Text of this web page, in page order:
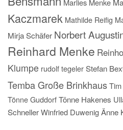
Marlies Menke
Kaczmarek Mathilde Reifig
Mirja Schäfer Norbert
Reinhard Menke
Klumpe rudolf tegelerStefan
Temba Große Brinkhaus
Tönne GuddorfTönne Hakenes
SchnellerWinfried DuwenigÄnne